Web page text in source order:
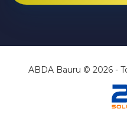
ABDA Bauru © 2026 -